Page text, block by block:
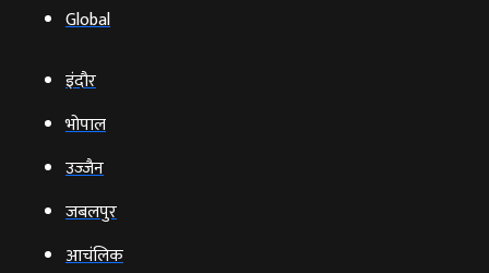
Global
इंदौर
भोपाल
उज्‍जैन
जबलपुर
आचंलिक